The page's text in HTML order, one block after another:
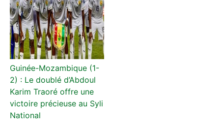
Guinée-Mozambique (1-
2) : Le doublé d’Abdoul
Karim Traoré offre une
victoire précieuse au Syli
National